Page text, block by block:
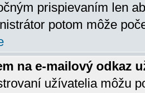
prispievaním len
potom môže
na e-mailový odkaz
užívatelia môžu